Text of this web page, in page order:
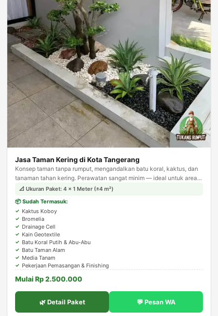
Jasa Taman Kering di Kota Tangerang
Konsep taman tanpa rumput, mengandalkan batu koral, kaktus, dan
tanaman tahan kering. Perawatan sangat minim — ideal untuk area
sempit seperti samping rumah atau carport.
📐 Ukuran Paket: 4 × 1 Meter (±4 m²)
📦 Sudah Termasuk:
Kaktus Koboy
Bromelia
Drainage Cell
Kain Geotextile
Batu Koral Putih & Abu-Abu
Batu Taman Alam
Media Tanam
Pekerjaan Pemasangan & Finishing
Mulai Rp 2.500.000
🌿 Detail Paket 💬 Pesan WA